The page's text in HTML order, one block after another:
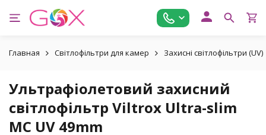
Главная Світлофільтри для камер Захисні світлофільтри (UV)
Ультрафіолетовий захисний
світлофільтр Viltrox Ultra-slim
MC UV 49mm